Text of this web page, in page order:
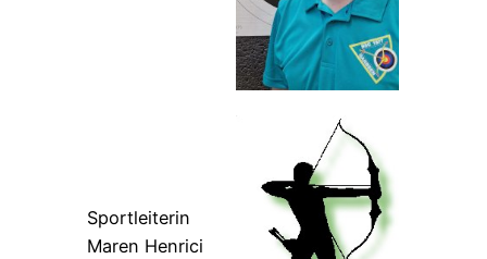
Sportleiterin
Maren Henrici